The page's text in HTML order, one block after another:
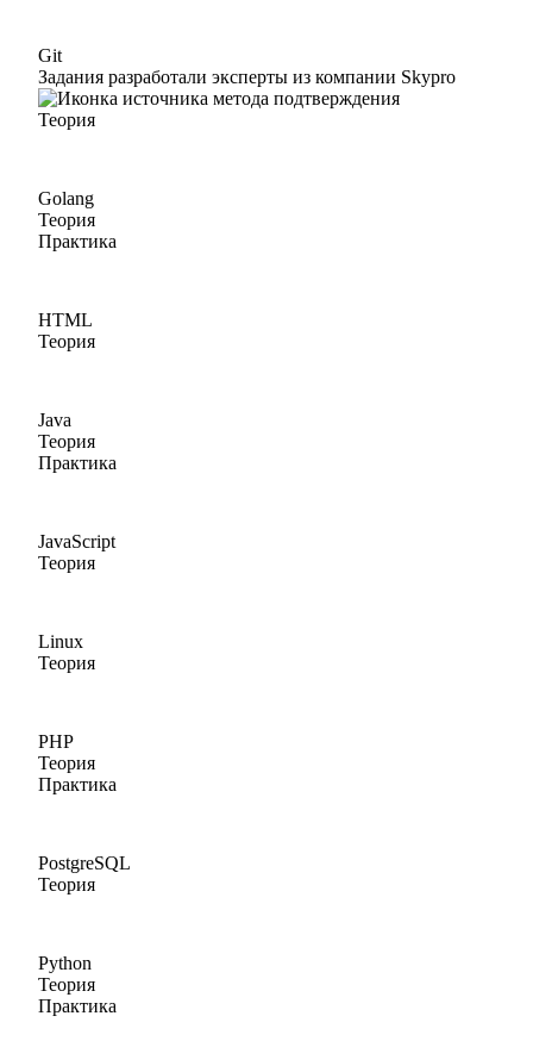
Git
Задания разработали эксперты из компании Skypro
Теория
Golang
Теория
Практика
HTML
Теория
Java
Теория
Практика
JavaScript
Теория
Linux
Теория
PHP
Теория
Практика
PostgreSQL
Теория
Python
Теория
Практика